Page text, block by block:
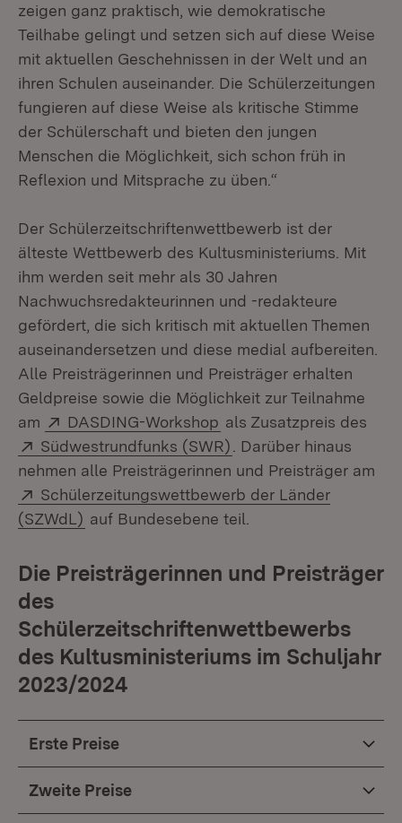
zeigen ganz praktisch, wie demokratische
Teilhabe gelingt und setzen sich auf diese Weise
mit aktuellen Geschehnissen in der Welt und an
ihren Schulen auseinander. Die Schülerzeitungen
fungieren auf diese Weise als kritische Stimme
der Schülerschaft und bieten den jungen
Menschen die Möglichkeit, sich schon früh in
Reflexion und Mitsprache zu üben.“
Der Schülerzeitschriftenwettbewerb ist der
älteste Wettbewerb des Kultusministeriums. Mit
ihm werden seit mehr als 30 Jahren
Nachwuchsredakteurinnen und -redakteure
gefördert, die sich kritisch mit aktuellen Themen
auseinandersetzen und diese medial aufbereiten.
Alle Preisträgerinnen und Preisträger erhalten
Geldpreise sowie die Möglichkeit zur Teilnahme
am
Extern:
DASDING-Workshop (Öffnet in neuem
als Zusatzpreis des
Extern:
Südwestrundfunks (SWR) (Öffnet in neuem
. Darüber hinaus
nehmen alle Preisträgerinnen und Preisträger am
Extern:
Schülerzeitungswettbewerb der Länder
(SZWdL) (Öffnet in neuem Fenster)
auf Bundesebene teil.
Die Preisträgerinnen und Preisträger
des
Schülerzeitschriftenwettbewerbs
des Kultusministeriums im Schuljahr
2023/2024
Erste Preise
Zweite Preise